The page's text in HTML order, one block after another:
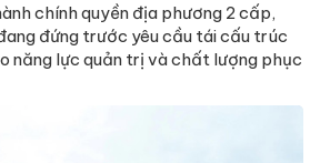
chính quyền địa phương 2 cấp,
đứng trước yêu cầu tái cấu trúc
năng lực quản trị và chất lượng phục